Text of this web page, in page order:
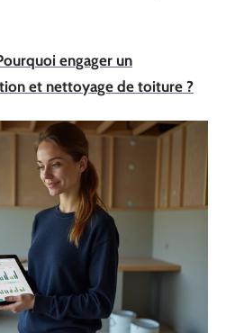
engager un
et nettoyage de toiture ?